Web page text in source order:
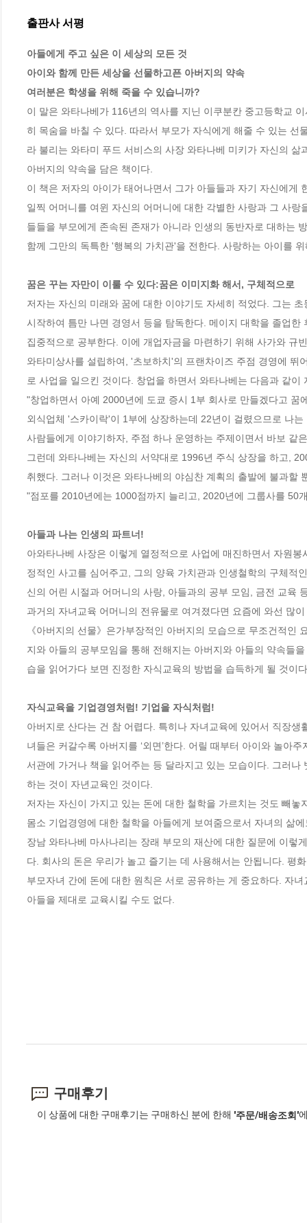
출판사 서평
아들에게 주고 싶은 이 세상의 모든 것
아이와 함께 만든 세상을 선물하고픈 아버지의 약속
여러분은 학생을 위해 죽을 수 있습니까?
이 말은 와타나베가 116년의 역사를 지닌 이쿠분칸 중고등학교
히 목숨을 바칠 수 있다. 따라서 부모가 자식에게 해줄 수 있는
라 불리는 와타미 푸드 서비스의 사장 와타나베 미키가 자신의
아버지의 약속을 담은 책이다.
이 책은 저자의 아이가 태어나면서 그가 아들들과 자기 자신에게
일찍 어머니를 여윈 자신의 어머니에 대한 각별한 사랑과 그 사
들들을 부모에게 존속된 존재가 아니라 인생의 동반자로 대하는
함께 그만의 독특한 '행복의 가치관'을 전한다. 사랑하는 아이를
꿈은 꾸는 자만이 이룰 수 있다:꿈은 이미지화 해서, 구체적으로
저자는 자신의 미래와 꿈에 대한 이야기도 자세히 적었다. 그는
시작하여 틈만 나면 경영서 등을 탐독한다. 메이지 대학을 졸업
집중적으로 공부한다. 이에 개업자금을 마련하기 위해 사가와 규
와타미상사를 설립하여, '츠보하치'의 프랜차이즈 주점 경영에
로 사업을 일으킨 것이다. 창업을 하면서 와타나베는 다음과 같이
"창업하면서 아예 2000년에 도쿄 증시 1부 회사로 만들겠다고
외식업체 '스카이락'이 1부에 상장하는데 22년이 걸렸으므로 나
사람들에게 이야기하자, 주점 하나 운영하는 주제이면서 바보 같
그런데 와타나베는 자신의 서약대로 1996년 주식 상장을 하고,
취했다. 그러나 이것은 와타나베의 야심찬 계획의 출발에 불과할
"점포를 2010년에는 1000점까지 늘리고, 2020년에 그룹사를 50
아들과 나는 인생의 파트너!
아와타나베 사장은 이렇게 열정적으로 사업에 매진하면서 자원
정적인 사고를 심어주고, 그의 양육 가치관과 인생철학의 구체적
신의 어린 시절과 어머니의 사랑, 아들과의 공부 모임, 금전 교육
과거의 자녀교육 어머니의 전유물로 여겨졌다면 요즘에 와선 많
《아버지의 선물》은가부장적인 아버지의 모습으로 무조건적
지와 아들의 공부모임을 통해 전해지는 아버지와 아들의 약속들
습을 읽어가다 보면 진정한 자식교육의 방법을 습득하게 될 것이
자식교육을 기업경영처럼! 기업을 자식처럼!
아버지로 산다는 건 참 어렵다. 특히나 자녀교육에 있어서 직장
녀들은 커갈수록 아버지를 ‘외면’한다. 어릴 때부터 아이와 놀아
서관에 가거나 책을 읽어주는 등 달라지고 있는 모습이다. 그러
하는 것이 자년교육인 것이다.
저자는 자신이 가지고 있는 돈에 대한 철학을 가르치는 것도 빼
몸소 기업경영에 대한 철학을 아들에게 보여줌으로서 자녀의 삶
장남 와타나베 마사나리는 장래 부모의 재산에 대한 질문에 이렇
다. 회사의 돈은 우리가 놀고 즐기는 데 사용해서는 안됩니다. 평
부모자녀 간에 돈에 대한 원칙은 서로 공유하는 게 중요하다. 자
아들을 제대로 교육시킬 수도 없다.
구매후기
이 상품에 대한 구매후기는 구매하신 분에 한해 '주문/배송조회'